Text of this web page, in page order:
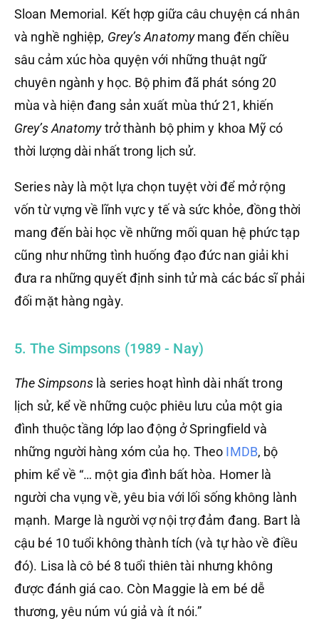
Sloan Memorial. Kết hợp giữa câu chuyện cá nhân
và nghề nghiệp, Grey’s Anatomymang đến chiều
sâu cảm xúc hòa quyện với những thuật ngữ
chuyên ngành y học. Bộ phim đã phát sóng 20
mùa và hiện đang sản xuất mùa thứ 21, khiến
Grey’s Anatomytrở thành bộ phim y khoa Mỹ có
thời lượng dài nhất trong lịch sử.
Series này là một lựa chọn tuyệt vời để mở rộng
vốn từ vựng về lĩnh vực y tế và sức khỏe, đồng thời
mang đến bài học về những mối quan hệ phức tạp
cũng như những tình huống đạo đức nan giải khi
đưa ra những quyết định sinh tử mà các bác sĩ phải
đối mặt hàng ngày.
5. The Simpsons (1989 - Nay)
The Simpsons là series hoạt hình dài nhất trong
lịch sử, kể về những cuộc phiêu lưu của một gia
đình thuộc tầng lớp lao động ở Springfield và
những người hàng xóm của họ. Theo IMDB, bộ
phim kể về “… một gia đình bất hòa. Homer là
người cha vụng về, yêu bia với lối sống không lành
mạnh. Marge là người vợ nội trợ đảm đang. Bart là
cậu bé 10 tuổi không thành tích (và tự hào về điều
đó). Lisa là cô bé 8 tuổi thiên tài nhưng không
được đánh giá cao. Còn Maggie là em bé dễ
thương, yêu núm vú giả và ít nói.”